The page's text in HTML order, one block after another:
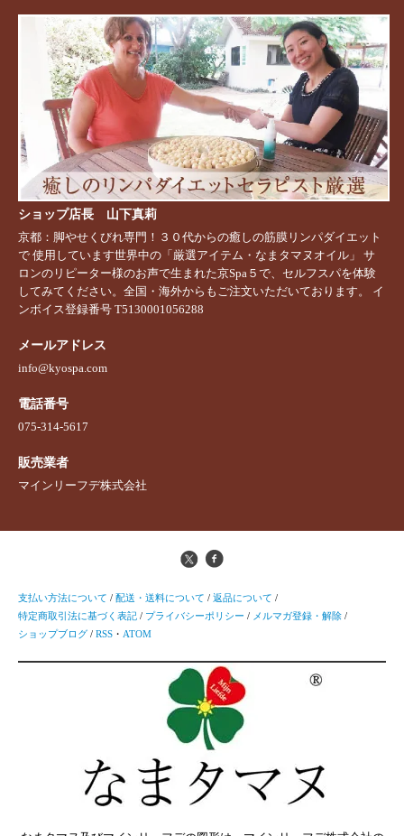
ショップ店長 山下真莉
京都：脚やせくびれ専門！３０代からの癒しの筋膜リンパダイエット
で 使用しています世界中の「厳選アイテム・なまタマヌオイル」 サ
ロンのリピーター様のお声で生まれた京Spa５で、セルフスパを体験
してみてください。全国・海外からもご注文いただいております。 イ
ンボイス登録番号 T5130001056288
メールアドレス
info@kyospa.com
電話番号
075-314-5617
販売業者
マインリーフデ株式会社
支払い方法について / 配送・送料について / 返品について /
特定商取引法に基づく表記 / プライバシーポリシー / メルマガ登録・解除 /
ショップブログ / RSS ・ ATOM